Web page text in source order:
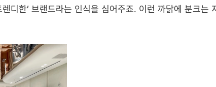
디한’ 브랜드라는 인식을 심어주죠. 이런 까닭에 분크